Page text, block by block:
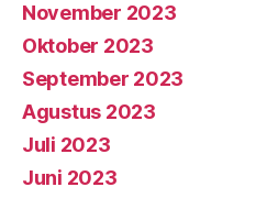
November 2023
Oktober 2023
September 2023
Agustus 2023
Juli 2023
Juni 2023